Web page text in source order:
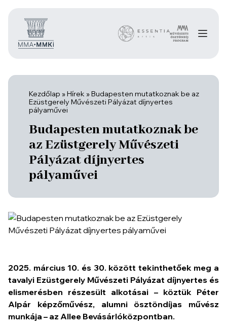
Kezdőlap »Hírek »Budapesten mutatkoznak be az
Ezüstgerely Művészeti Pályázat díjnyertes
pályaművei
Budapesten mutatkoznak be
az Ezüstgerely Művészeti
Pályázat díjnyertes
pályaművei
2025. március 10. és 30. között tekinthetőek meg a
tavalyi Ezüstgerely Művészeti Pályázat díjnyertes és
elismerésben részesült alkotásai – köztük Péter
Alpár képzőművész, alumni ösztöndíjas művész
munkája – az Allee Bevásárlóközpontban.